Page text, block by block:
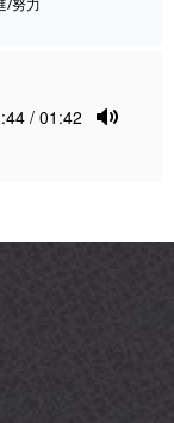
/努力
/ 01:42